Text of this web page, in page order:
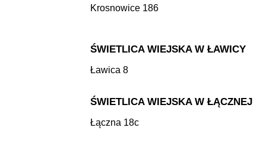
Krosnowice 186
ŚWIETLICA WIEJSKA W ŁAWICY
Ławica 8
ŚWIETLICA WIEJSKA W ŁĄCZNEJ
Łączna 18c